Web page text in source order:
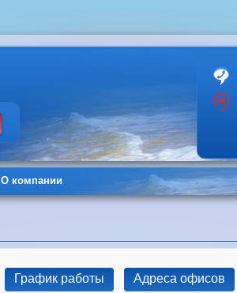
О компании
График работы Адреса офисов